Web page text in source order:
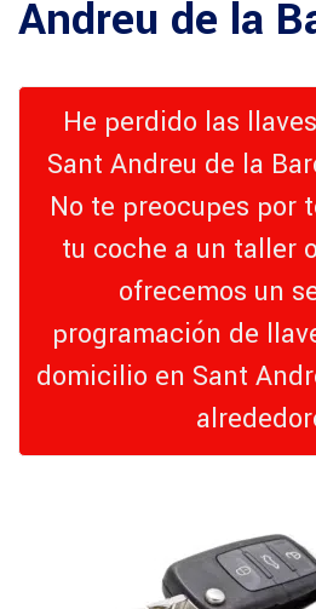
Andreu de la
He perdido las
Sant Andreu de la
No te preocupes por
tu coche a un taller
ofrecemos un
programación de
domicilio en Sant